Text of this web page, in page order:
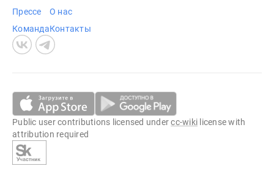
Прессе
Команда
О нас
Контакты
Public user contributions licensed undercc-wiki license with
attribution required